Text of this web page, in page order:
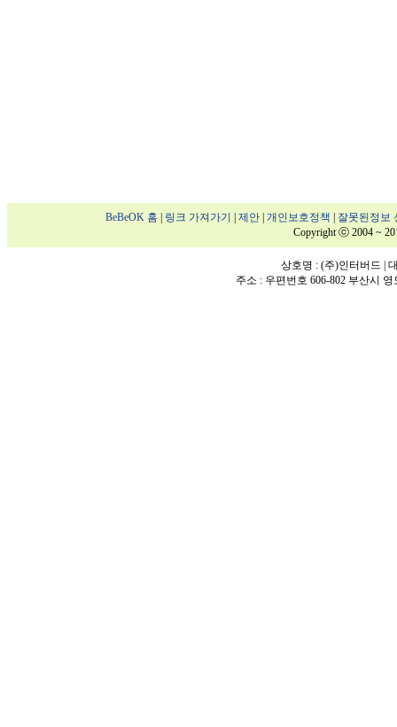
BeBeOK 홈 링크 가져가기 제안| 개인보호정책
잘못된정보
Copyright ⓒ 2004 ~
상호명 : (주)인터버드 |
주소 : 우편번호 606-802 부산시